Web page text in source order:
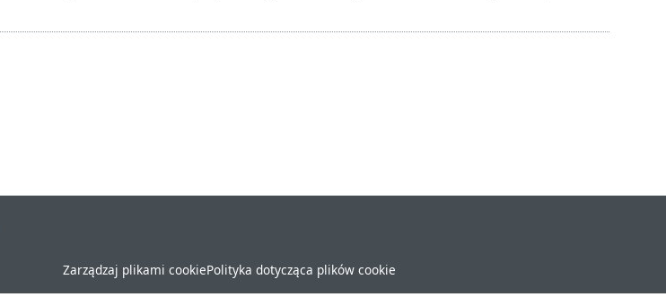
Zarządzaj plikami cookiePolityka dotycząca plików cookie